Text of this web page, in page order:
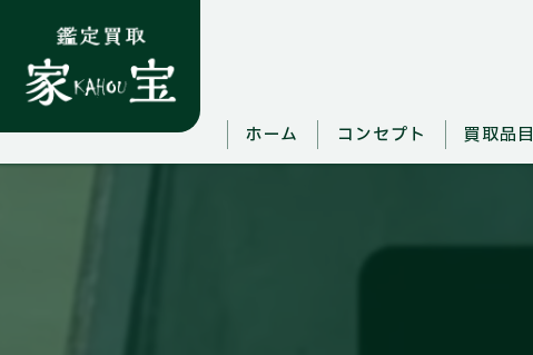
ホーム コンセプト 買取品目